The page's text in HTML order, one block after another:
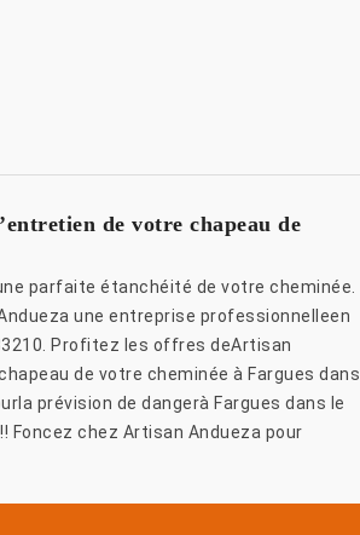
de votre chapeau de
parfaite étanchéité de votre cheminée.
une entreprise professionnelleen
Profitez les offres deArtisan
de votre cheminée à Fargues dans
prévision de dangerà Fargues dans le
Foncez chez Artisan Andueza pour